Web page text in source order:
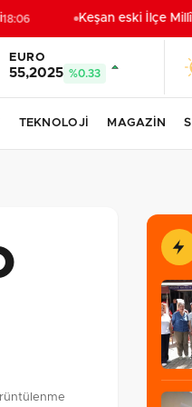
Keşan eski İlçe Millî
EURO
55,2025 %0.33
TEKNOLOJİ MAGAZİN